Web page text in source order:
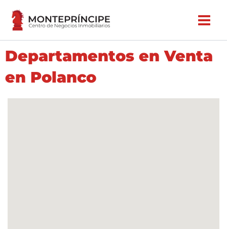
contenido
Departamentos en Venta
en Polanco